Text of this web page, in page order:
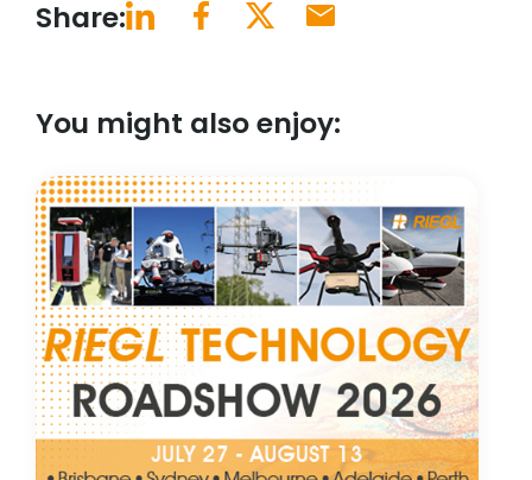
Share:
You might also enjoy: